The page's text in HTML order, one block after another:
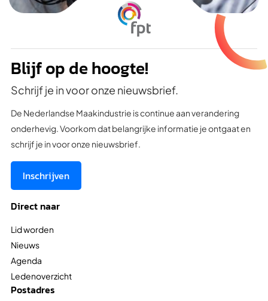
Blijf op de hoogte!
Schrijf je in voor onze nieuwsbrief.
De Nederlandse Maakindustrie is continue aan verandering
onderhevig. Voorkom dat belangrijke informatie je ontgaat en
schrijf je in voor onze nieuwsbrief.
Inschrijven
Direct naar
Lid worden
Nieuws
Agenda
Ledenoverzicht
Postadres